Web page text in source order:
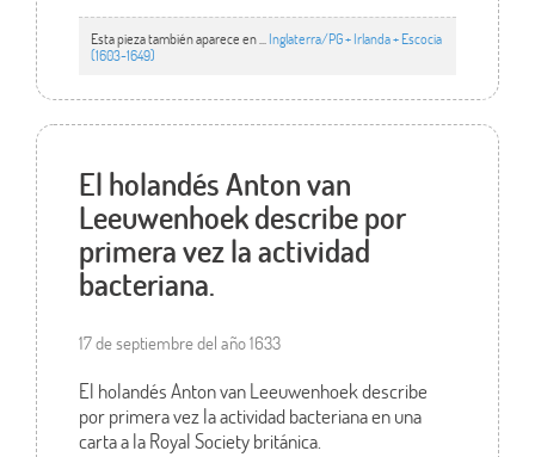
Esta pieza también aparece en ... Inglaterra/PG + Irlanda + Escocia
(1603-1649)
El holandés Anton van
Leeuwenhoek describe por
primera vez la actividad
bacteriana.
17 de septiembre del año 1633
El holandés Anton van Leeuwenhoek describe
por primera vez la actividad bacteriana en una
carta a la Royal Society británica.